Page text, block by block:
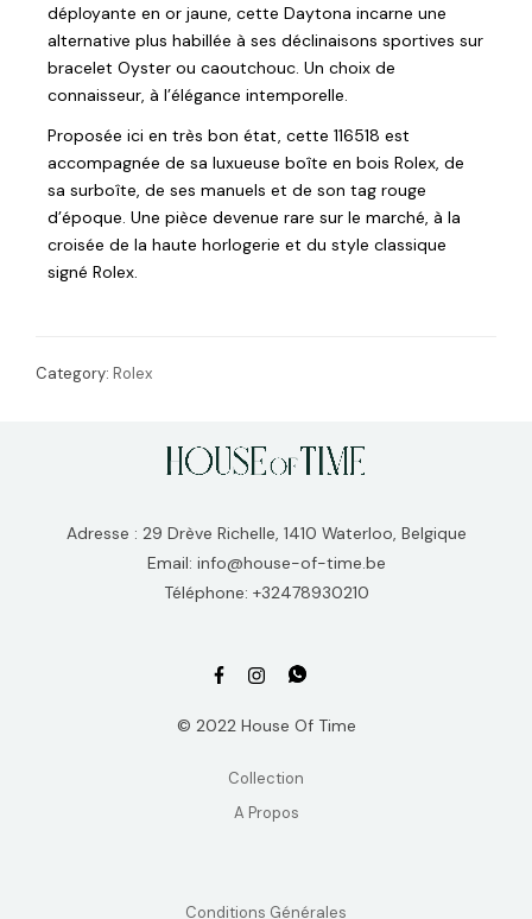
déployante en or jaune, cette Daytona incarne une
alternative plus habillée à ses déclinaisons sportives sur
bracelet Oyster ou caoutchouc. Un choix de
connaisseur, à l’élégance intemporelle.
Proposée ici en très bon état, cette 116518 est
accompagnée de sa luxueuse boîte en bois Rolex, de
sa surboîte, de ses manuels et de son tag rouge
d’époque. Une pièce devenue rare sur le marché, à la
croisée de la haute horlogerie et du style classique
signé Rolex.
Category: Rolex
Adresse : 29 Drève Richelle, 1410 Waterloo, Belgique
Email: info@house-of-time.be
Téléphone: +32478930210
© 2022 House Of Time
Collection
A Propos
Conditions Générales